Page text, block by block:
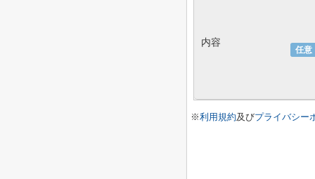
任意
内容
※利用規約及びプライバシー